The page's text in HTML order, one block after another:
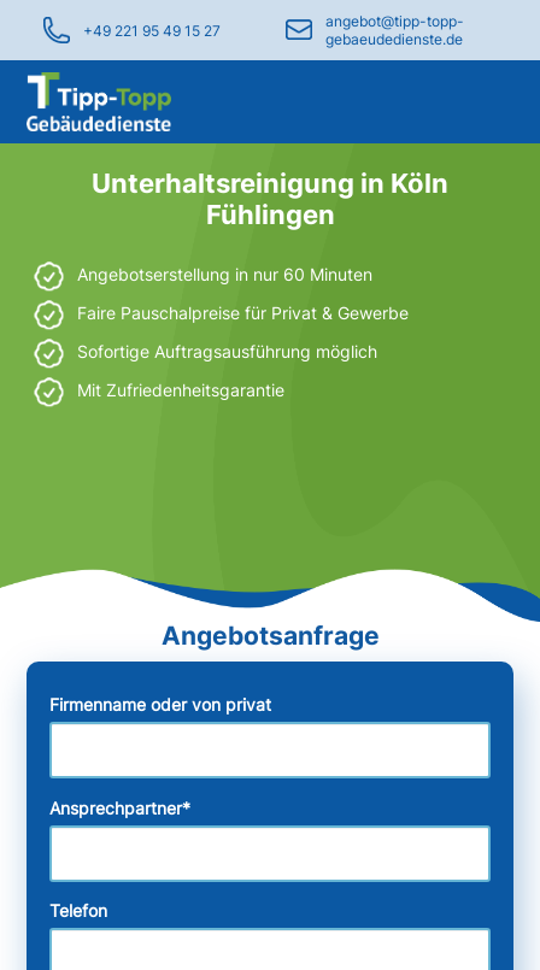
+49 221 95 49 15 27
angebot@tipp-topp-
gebaeudedienste.de
Unterhaltsreinigung in Köln
Fühlingen
Angebotserstellung in nur 60 Minuten
Faire Pauschalpreise für Privat & Gewerbe
Sofortige Auftragsausführung möglich
Mit Zufriedenheitsgarantie
Firmenname oder von privat
Ansprechpartner*
Telefon